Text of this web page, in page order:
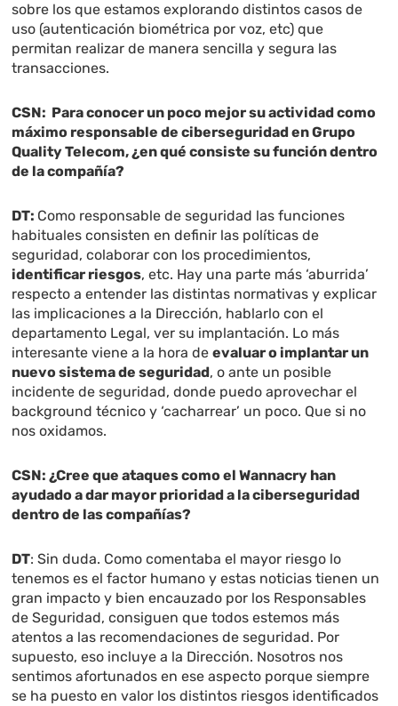
sobre los que estamos explorando distintos casos de
uso (autenticación biométrica por voz, etc) que
permitan realizar de manera sencilla y segura las
transacciones.
CSN: Para conocer un poco mejor su actividad como
máximo responsable de ciberseguridad en Grupo
Quality Telecom, ¿en qué consiste su función dentro
de la compañía?
DT: Como responsable de seguridad las funciones
habituales consisten en definir las políticas de
seguridad, colaborar con los procedimientos,
identificar riesgos, etc. Hay una parte más ‘aburrida’
respecto a entender las distintas normativas y explicar
las implicaciones a la Dirección, hablarlo con el
departamento Legal, ver su implantación. Lo más
interesante viene a la hora deevaluar o implantar un
nuevo sistema de seguridad, o ante un posible
incidente de seguridad, donde puedo aprovechar el
background técnico y ‘cacharrear’ un poco. Que si no
nos oxidamos.
CSN: ¿Cree que ataques como el Wannacry han
ayudado a dar mayor prioridad a la ciberseguridad
dentro de las compañías?
DT: Sin duda. Como comentaba el mayor riesgo lo
tenemos es el factor humano y estas noticias tienen un
gran impacto y bien encauzado por los Responsables
de Seguridad, consiguen que todos estemos más
atentos a las recomendaciones de seguridad. Por
supuesto, eso incluye a la Dirección. Nosotros nos
sentimos afortunados en ese aspecto porque siempre
se ha puesto en valor los distintos riesgos identificados